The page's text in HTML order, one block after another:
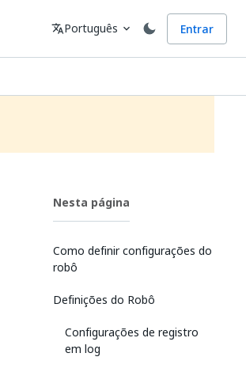
Idioma
translatePortuguês expand_more Entrar
Nesta página
Como definir configurações do
robô
Definições do Robô
Configurações de registro
em log